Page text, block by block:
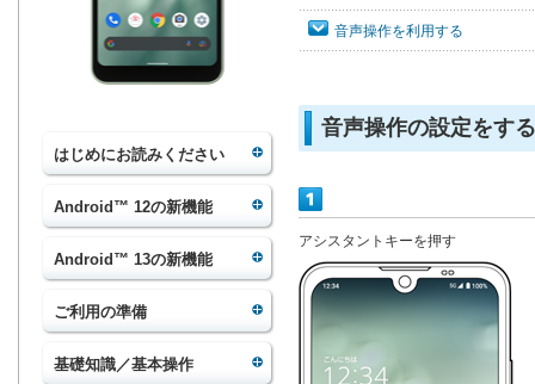
はじめにお読みください
Android™ 12の新機能
Android™ 13の新機能
ご利用の準備
基礎知識／基本操作
音声操作を利用する
音声操作の設定をする
アシスタントキーを押す